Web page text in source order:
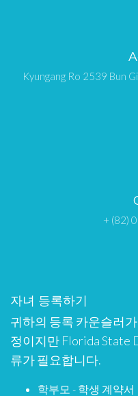
Kyungang Ro 2539 Bun
+ (82)
자녀 등록하기
귀하의 등록 카운슬러
정이지만 Florida State
류가 필요합니다.
학부모 - 학생 계약서